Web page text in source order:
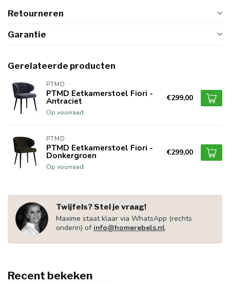
Retourneren
Garantie
Gerelateerde producten
PTMD
PTMD Eetkamerstoel Fiori -
Antraciet
Op voorraad
€299,00
PTMD
PTMD Eetkamerstoel Fiori -
Donkergroen
Op voorraad
€299,00
Twijfels? Stel je vraag!
Maxime staat klaar via WhatsApp (rechts
onderin) of info@homerebels.nl.
Recent bekeken